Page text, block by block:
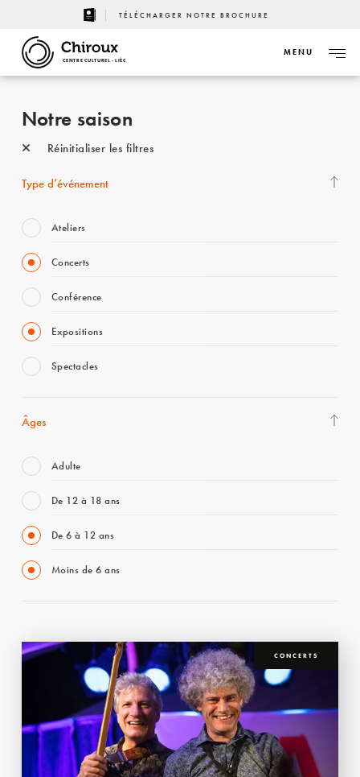
TÉLÉCHARGER NOTRE BROCHURE
CENTRE CULTUREL - LIÈGE
MENU
Notre saison
Réinitialiser les filtres
Type d’événement
Ateliers
Concerts
Conférence
Expositions
Spectacles
Âges
Adulte
De 12 à 18 ans
De 6 à 12 ans
Moins de 6 ans
CONCERTS